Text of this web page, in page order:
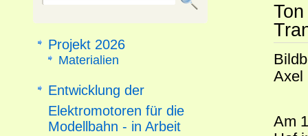
Axel
Am
Projekt 2026
Materialien
Entwicklung der
Elektromotoren für die
Modellbahn - in Arbeit